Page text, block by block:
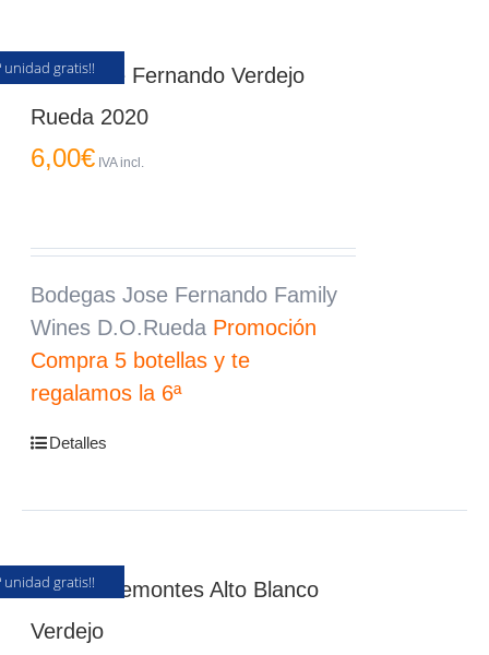
unidad gratis!!
Vino Jose Fernando Verdejo
Rueda 2020
6,00€ IVA incl.
Bodegas Jose Fernando Family
Wines D.O.Rueda Promoción
Compra 5 botellas y te
regalamos la 6ª
Detalles
unidad gratis!!
Vino Entremontes Alto Blanco
Verdejo